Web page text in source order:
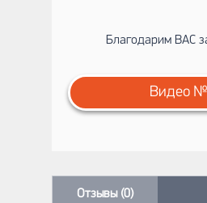
Благодарим ВАС
Видео
Отзывы (0)